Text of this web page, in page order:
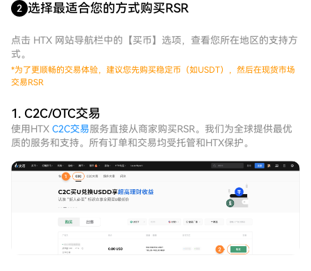
2 选择最适合您的方式购买RSR
点击 HTX 网站导航栏中的【买币】选项，查看您所在地区的支持方
式。
*为了更顺畅的交易体验，建议您先购买稳定币（如USDT），然后在现货市场
交易RSR
1. C2C/OTC交易
使用HTX C2C交易服务直接从商家购买RSR。我们为全球提供最优
质的服务和支持。所有订单和交易均受托管和HTX保护。